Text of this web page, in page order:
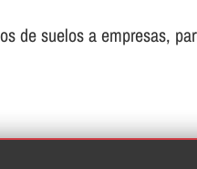
de suelos a empresas,